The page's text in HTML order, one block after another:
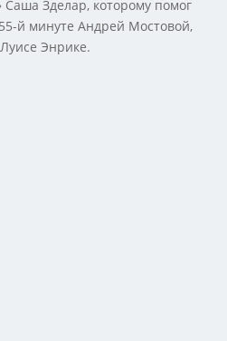
Саша Зделар, которому помог
й минуте Андрей Мостовой,
Энрике.